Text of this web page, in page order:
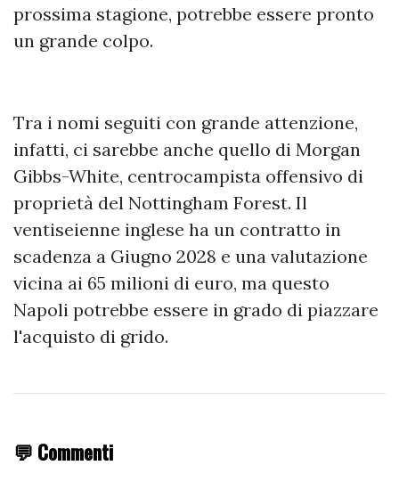
prossima stagione, potrebbe essere pronto
un grande colpo.
Tra i nomi seguiti con grande attenzione,
infatti, ci sarebbe anche quello di Morgan
Gibbs-White, centrocampista offensivo di
proprietà del Nottingham Forest. Il
ventiseienne inglese ha un contratto in
scadenza a Giugno 2028 e una valutazione
vicina ai 65 milioni di euro, ma questo
Napoli potrebbe essere in grado di piazzare
l'acquisto di grido.
💬 Commenti